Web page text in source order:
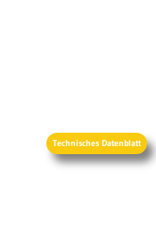
Technisches Datenblatt